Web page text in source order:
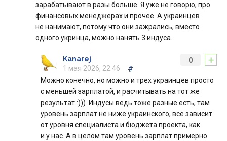
зарабатьівают в разьі больше. Я уже не говорю, про
финансовьіх менеджерах и прочее. А украинцев
не нанимают, потому что они зажрались, вместо
одного укринца, можно нанять 3 индуса.
+
0
Kanarej
1 мая 2026, 22:46
#
Можно конечно, но можно и трех украинцев просто
с меньшей зарплатой, и расчитывать на тот же
результат :))). Индусы ведь тоже разные есть, там
уровень зарплат не ниже украинского, все зависит
от уровня специалиста и бюджета проекта, как
и у нас. А в целом там уровень зарплат примерно